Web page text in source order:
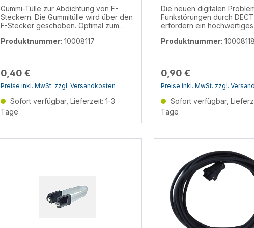
Gummi-Tülle zur Abdichtung von F-
Steckern. Die Gummitülle wird über den
F-Stecker geschoben. Optimal zum
Wettereinflüssen, auch für
Produktnummer: 10008117
0,40 €
Preise inkl. MwSt. zzgl. Versandkosten
Sofort verfügbar, Lieferzeit: 1-3
Tage
Die neuen digitalen
Funkstörungen durch
erfordern ein hochwertiges,
mit einer sehr hohen
Deshalb verfügt dieses
über eine 100-dB-
gesamten Bereich von 5-
sicher.
Produktnummer:10008118
0,90 €
Preise inkl. MwSt. zzgl.
Sofort verfügbar,
Tage